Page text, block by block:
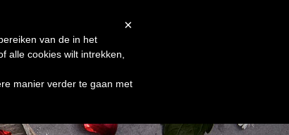
×
van de in het
alle cookies wilt intrekken,
manier verder te gaan met